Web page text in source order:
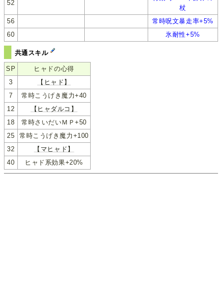
52
杖
56
常時呪文暴走率+5%
60
氷耐性+5%
共通スキル
SP
ヒャドの心得
3
【ヒャド】
7
常時こうげき魔力+40
12
【ヒャダルコ】
18
常時さいだいＭＰ+50
25
常時こうげき魔力+100
32
【マヒャド】
40
ヒャド系効果+20%